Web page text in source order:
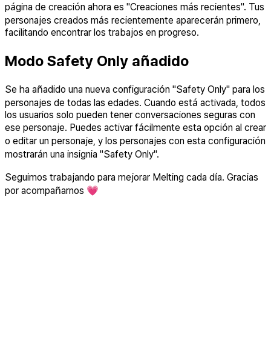
página de creación ahora es "Creaciones más recientes". Tus
personajes creados más recientemente aparecerán primero,
facilitando encontrar los trabajos en progreso.
Modo Safety Only añadido
Se ha añadido una nueva configuración "Safety Only" para los
personajes de todas las edades. Cuando está activada, todos
los usuarios solo pueden tener conversaciones seguras con
ese personaje. Puedes activar fácilmente esta opción al crear
o editar un personaje, y los personajes con esta configuración
mostrarán una insignia "Safety Only".
Seguimos trabajando para mejorar Melting cada día. Gracias
por acompañarnos 💗